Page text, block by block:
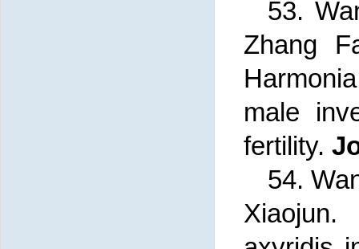
53.
Zhang
male
fertility.
54.
X